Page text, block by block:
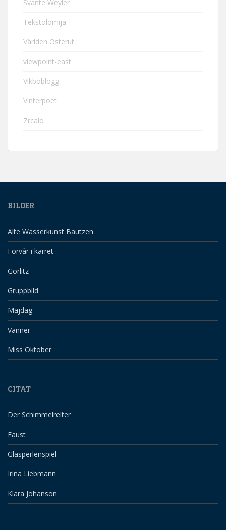
Svante Weyler
Tekstolomija
Världen Österut
viewpoint-east
Vikboblogg
Vinterpoet
Zrcalo
BILDER
Alte Wasserkunst Bautzen
Förvår i kärret
Görlitz
Gruppbild
Majdag
Vänner
Miss Oktober
CITAT
Der Schimmelreiter
Faust
Glasperlenspiel
Irina Liebmann
Klara Johanson